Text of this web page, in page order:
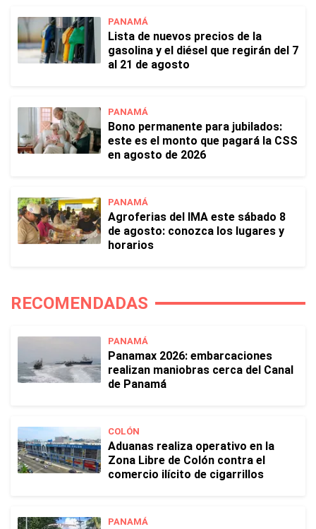
PANAMÁ
Lista de nuevos precios de la
gasolina y el diésel que regirán del 7
al 21 de agosto
PANAMÁ
Bono permanente para jubilados:
este es el monto que pagará la CSS
en agosto de 2026
PANAMÁ
Agroferias del IMA este sábado 8
de agosto: conozca los lugares y
horarios
RECOMENDADAS
PANAMÁ
Panamax 2026: embarcaciones
realizan maniobras cerca del Canal
de Panamá
COLÓN
Aduanas realiza operativo en la
Zona Libre de Colón contra el
comercio ilícito de cigarrillos
PANAMÁ